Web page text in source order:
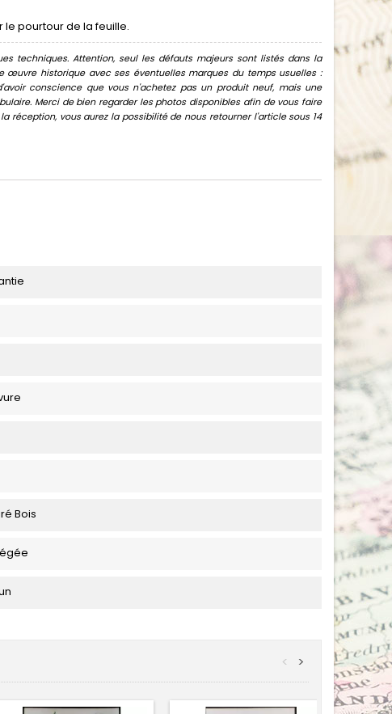
pourtour de la feuille.
techniques. Attention, seul les défauts majeurs sont listés dans la
historique avec ses éventuelles marques du temps usuelles :
conscience que vous n'achetez pas un produit neuf, mais une
Merci de bien regarder les photos disponibles afin de vous faire
vous aurez la possibilité de nous retourner l'article sous 14
Bois
>
<